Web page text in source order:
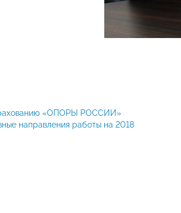
«ОПОРЫ РОССИИ»
направления работы на 2018